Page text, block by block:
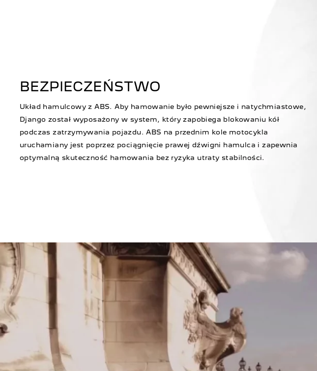
BEZPIECZEŃSTWO
Układ hamulcowy z ABS. Aby hamowanie było pewniejsze i natychmiastowe,
Django został wyposażony w system, który zapobiega blokowaniu kół
podczas zatrzymywania pojazdu. ABS na przednim kole motocykla
uruchamiany jest poprzez pociągnięcie prawej dźwigni hamulca i zapewnia
optymalną skuteczność hamowania bez ryzyka utraty stabilności.